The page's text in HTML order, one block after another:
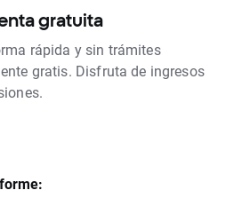
gratuita
rápida y sin trámites
gratis. Disfruta de ingresos